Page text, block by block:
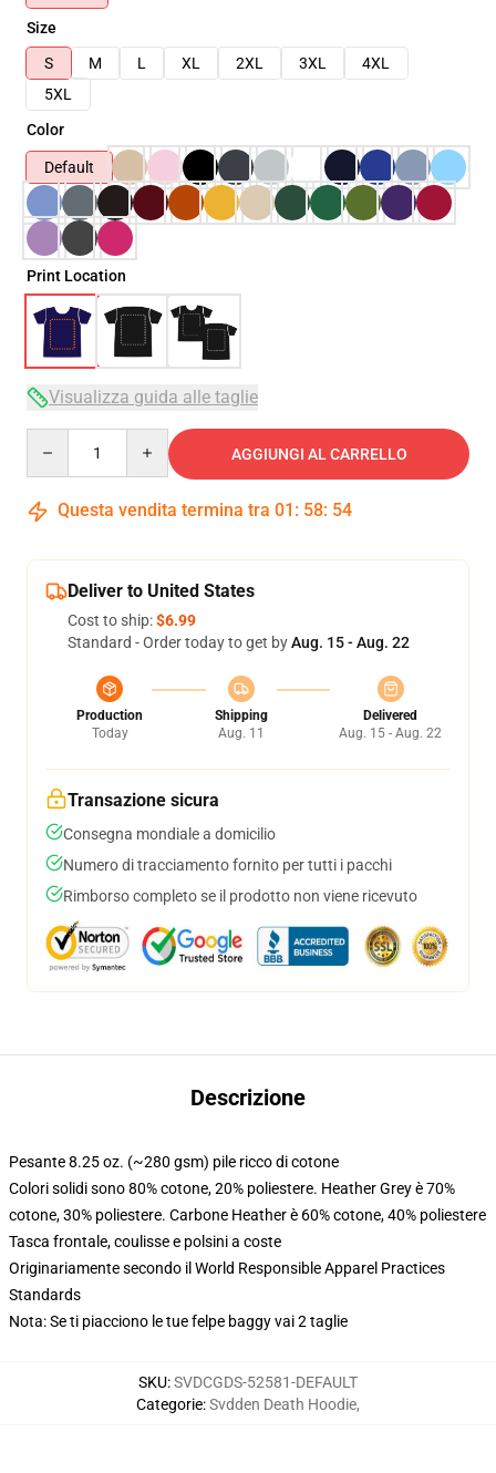
Size
S
M L XL 2XL 3XL
4XL
5XL
Color
Default
Print Location
Visualizza guida alle taglie
AGGIUNGI AL CARRELLO
Questa vendita termina tra 01 : 58: 53
Deliver to United States
Cost to ship:$6.99
Standard - Order today to get byAug. 15 - Aug. 22
Production
Today
Shipping
Aug. 11
Delivered
Aug. 15 - Aug. 22
Transazione sicura
Consegna mondiale a domicilio
Numero di tracciamento fornito per tutti i pacchi
Rimborso completo se il prodotto non viene ricevuto
Descrizione
Pesante 8.25 oz. (~280 gsm) pile ricco di cotone
Colori solidi sono 80% cotone, 20% poliestere. Heather Grey è 70%
cotone, 30% poliestere. Carbone Heather è 60% cotone, 40% poliestere
Tasca frontale, coulisse e polsini a coste
Originariamente secondo il World Responsible Apparel Practices
Standards
Nota: Se ti piacciono le tue felpe baggy vai 2 taglie
SKU:SVDCGDS-52581-DEFAULT
Categorie:Svdden Death Hoodie,